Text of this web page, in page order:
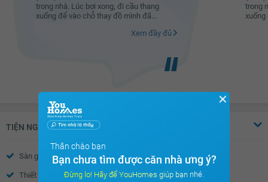
trong nhà. Lúc bơi xong, đi cầu thang
xuống để vào chỗ thay đồ mình đã...
Xem đầy đủ
trong
xuống
TIỆN NGHI
Sàn gỗ Điều hòa
Thiết bị báo cháy Wifi
✕
Thân chào bạn
Bạn chưa tìm được căn nhà ưng ý?
Đừng lo! Hãy để YouHomes giúp bạn nhé.